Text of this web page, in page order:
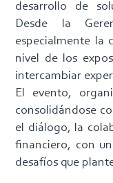
desarrollo de
Desde la
especialmente la
nivel de los
intercambiar
El evento,
consolidándose
el diálogo, la
financiero, con
desafíos que